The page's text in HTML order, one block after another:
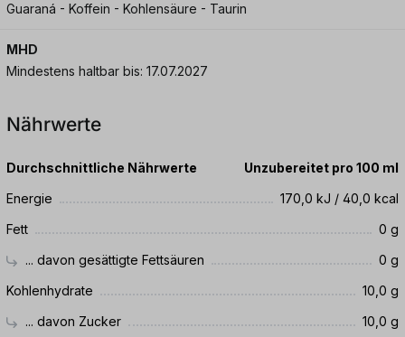
Guaraná - Koffein - Kohlensäure - Taurin
MHD
Mindestens haltbar bis: 17.07.2027
Nährwerte
Durchschnittliche Nährwerte
Unzubereitet pro 100 ml
Energie
170,0 kJ / 40,0 kcal
Fett
0 g
... davon gesättigte Fettsäuren
0 g
Kohlenhydrate
10,0 g
... davon Zucker
10,0 g